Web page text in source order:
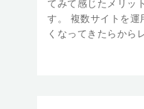
てみて感じたメリッ
す。 複数サイトを運
くなってきたらから